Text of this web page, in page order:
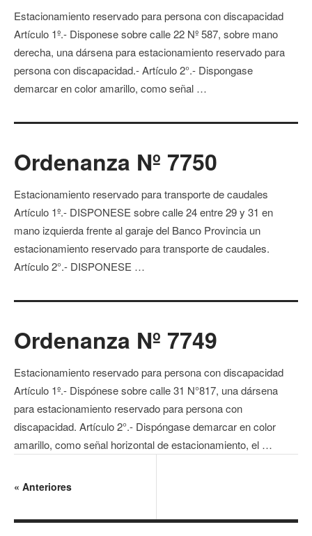
Estacionamiento reservado para persona con discapacidad
Artículo 1º.- Disponese sobre calle 22 Nº 587, sobre mano
derecha, una dársena para estacionamiento reservado para
persona con discapacidad.- Artículo 2°.- Dispongase
demarcar en color amarillo, como señal …
Ordenanza Nº 7750
Estacionamiento reservado para transporte de caudales
Artículo 1º.- DISPONESE sobre calle 24 entre 29 y 31 en
mano izquierda frente al garaje del Banco Provincia un
estacionamiento reservado para transporte de caudales.
Artículo 2°.- DISPONESE …
Ordenanza Nº 7749
Estacionamiento reservado para persona con discapacidad
Artículo 1º.- Dispónese sobre calle 31 N°817, una dársena
para estacionamiento reservado para persona con
discapacidad. Artículo 2°.- Dispóngase demarcar en color
amarillo, como señal horizontal de estacionamiento, el …
« Anteriores